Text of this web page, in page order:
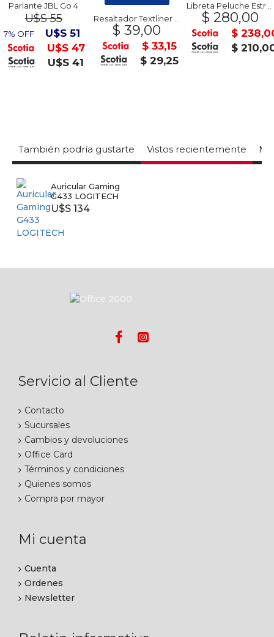
Parlante JBL Go 4
U$S 55
7% OFF
U$S 51
U$S 47
U$S 41
Resaltador Textliner 49 Faber Castell
$ 39,00
$ 33,15
$ 29,25
Libreta Peluche Estrellas
$ 280,00
$
$
También podría gustarte Vistos recientemente
Auricular Gaming
G433 LOGITECH
U$S 134
Servicio al Cliente
Contacto
Sucursales
Cambios y devoluciones
Office Card
Términos y condiciones
Quienes somos
Compra por mayor
Mi cuenta
Cuenta
Ordenes
Newsletter